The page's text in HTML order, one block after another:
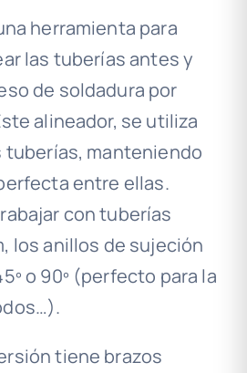
herramienta para
las tuberías antes y
de soldadura por
alineador, se utiliza
tuberías, manteniendo
entre ellas.
con tuberías
los anillos de sujeción
o 90º (perfecto para la
tiene brazos